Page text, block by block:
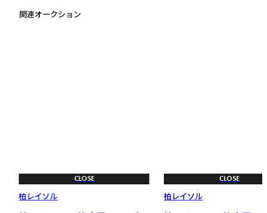
関連オークション
CLOSE
柏レイソル
CLOSE
柏レイソル